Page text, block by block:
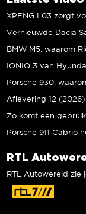
IONIQ 3 van
Aflevering 12 (2026)
RTL
RTL Autowereld zie